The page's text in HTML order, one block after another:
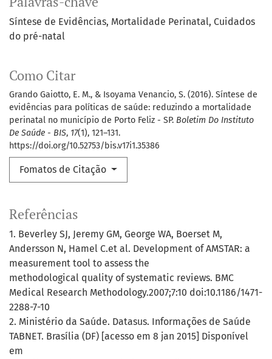
Síntese de Evidências Mortalidade Perinatal Cuidados
do pré-natal
Como Citar
Grando Gaiotto, E. M., & Isoyama Venancio, S. (2016). Síntese de
evidências para políticas de saúde: reduzindo a mortalidade
perinatal no município de Porto Feliz - SP. Boletim Do Instituto
De Saúde - BIS, 17(1), 121–131.
https://doi.org/10.52753/bis.v17i1.35386
Fomatos de Citação
Referências
1. Beverley SJ, Jeremy GM, George WA, Boerset M,
Andersson N, Hamel C.et al. Development of AMSTAR: a
measurement tool to assess the
methodological quality of systematic reviews. BMC
Medical Research Methodology.2007;7:10 doi:10.1186/1471-
2288-7-10
2. Ministério da Saúde. Datasus. Informações de Saúde
TABNET. Brasília (DF) [acesso em 8 jan 2015] Disponível
em